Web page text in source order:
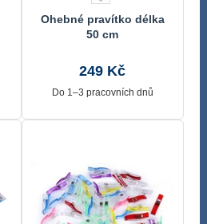
Ohebné pravítko délka
50 cm
249 Kč
Do 1–3 pracovních dnů